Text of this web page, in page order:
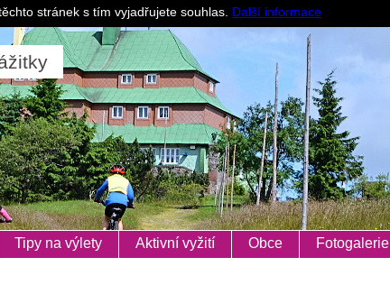
Pro ubytovatele
Tipy na výlety Aktivní vyžití Obce Fotogalerie
stránek s tím vyjadřujete souhlas. Další informace